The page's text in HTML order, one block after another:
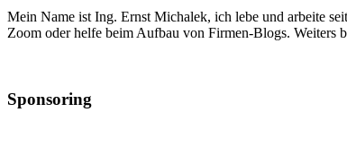
Mein Name ist Ing. Ernst Michalek, ich lebe und arbeite
Zoom oder helfe beim Aufbau von Firmen-Blogs. Weiters
Sponsoring